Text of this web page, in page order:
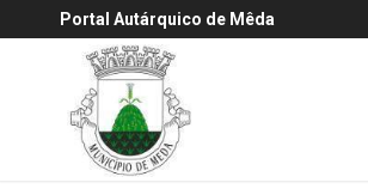
Portal Autárquico de Mêda